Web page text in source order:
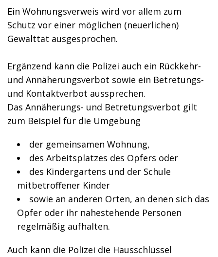
Ein Wohnungsverweis wird vor allem zum
Schutz vor einer möglichen (neuerlichen)
Gewalttat ausgesprochen.
Ergänzend kann die Polizei auch ein Rückkehr-
und Annäherungsverbot sowie ein Betretungs-
und Kontaktverbot aussprechen.
Das Annäherungs- und Betretungsverbot gilt
zum Beispiel für die Umgebung
der gemeinsamen Wohnung,
des Arbeitsplatzes des Opfers oder
des Kindergartens und der Schule
mitbetroffener Kinder
sowie an anderen Orten, an denen sich das
Opfer oder ihr nahestehende Personen
regelmäßig aufhalten.
Auch kann die Polizei die Hausschlüssel